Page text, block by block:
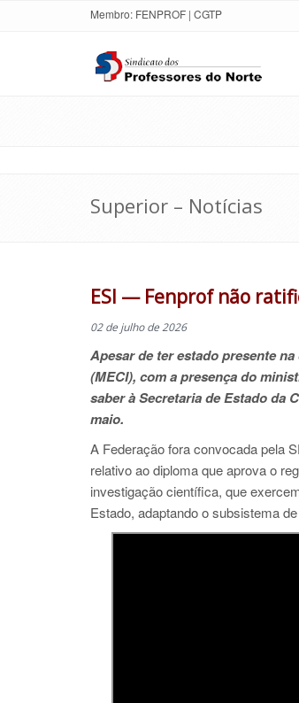
Membro: FENPROF | CGTP
Superior – Notícias
ESI — Fenprof não
02 de julho de 2026
Apesar de ter estado presente
(MECI), com a presença do
saber à Secretaria de Estado da
maio.
A Federação fora convocada pela
relativo ao diploma que aprova o
investigação científica, que
Estado, adaptando o subsistema